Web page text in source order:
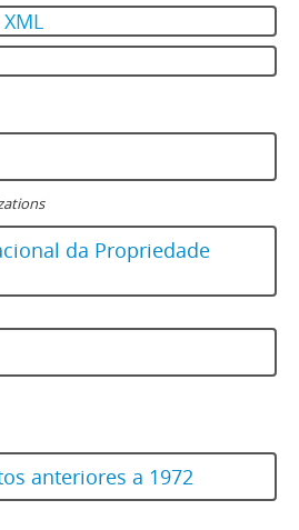
da Propriedade
anteriores a 1972